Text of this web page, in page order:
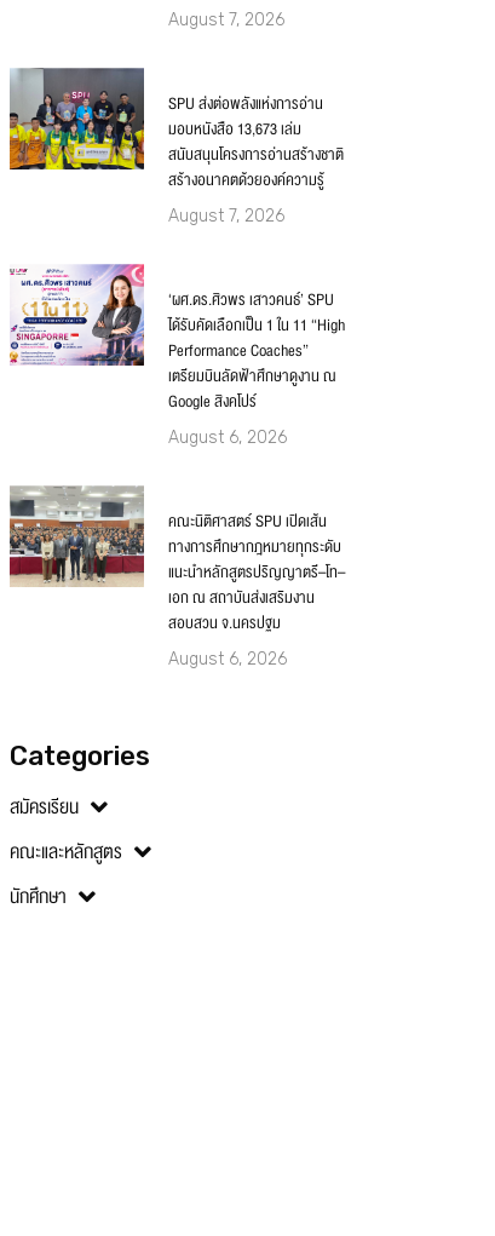
August 7, 2026
SPU ส่งต่อพลังแห่งการอ่าน
มอบหนังสือ 13,673 เล่ม
สนับสนุนโครงการอ่านสร้างชาติ
สร้างอนาคตด้วยองค์ความรู้
August 7, 2026
‘ผศ.ดร.ศิวพร เสาวคนธ์’ SPU
ได้รับคัดเลือกเป็น 1 ใน 11 “High
Performance Coaches”
เตรียมบินลัดฟ้าศึกษาดูงาน ณ
Google สิงคโปร์
August 6, 2026
คณะนิติศาสตร์ SPU เปิดเส้น
ทางการศึกษากฎหมายทุกระดับ
แนะนำหลักสูตรปริญญาตรี–โท–
เอก ณ สถาบันส่งเสริมงาน
สอบสวน จ.นครปฐม
August 6, 2026
Categories
สมัครเรียน
คณะและหลักสูตร
นักศึกษา